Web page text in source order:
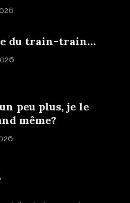
du train-train…
peu plus, je le
même?